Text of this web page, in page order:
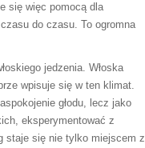
się więc pomocą dla
do czasu. To ogromna
jedzenia. Włoska
wpisuje się w ten klimat.
głodu, lecz jako
eksperymentować z
staje się nie tylko miejscem z